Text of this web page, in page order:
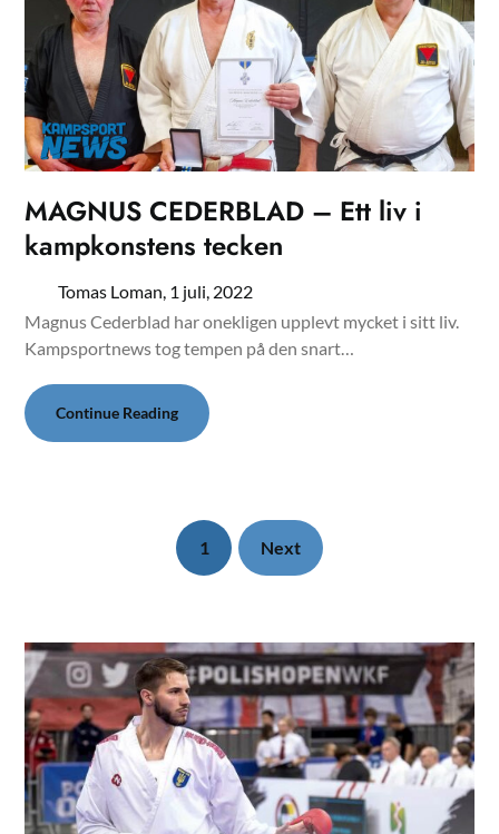
MAGNUS CEDERBLAD – Ett liv i
kampkonstens tecken
Tomas Loman, 1 juli, 2022
Magnus Cederblad har onekligen upplevt mycket i sitt liv.
Kampsportnews tog tempen på den snart…
Continue Reading
1 Next